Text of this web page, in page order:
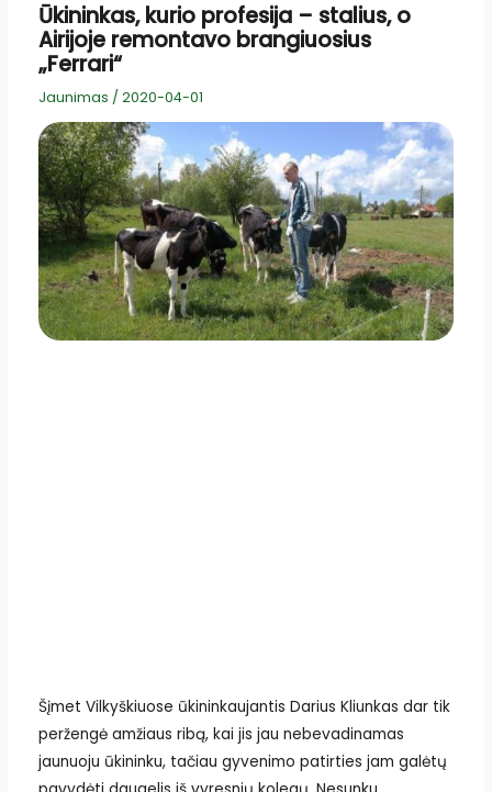
Ūkininkas, kurio profesija – stalius, o
Airijoje remontavo brangiuosius
„Ferrari“
Jaunimas / 2020-04-01
Šįmet Vilkyškiuose ūkininkaujantis Darius Kliunkas dar tik
peržengė amžiaus ribą, kai jis jau nebevadinamas
jaunuoju ūkininku, tačiau gyvenimo patirties jam galėtų